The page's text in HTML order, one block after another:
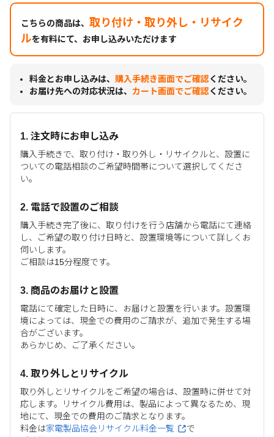
こちらの商品は、 取り付け・取り外し・リサイク
ルを有料にて、お申し込みいただけます
料金とお申し込みは、 購入手続き画面でご確認ください。
お届け先への対応状況は、 カート画面でご確認ください。
1. 注文時にお申し込み
購入手続きで、取り付け・取り外し・リサイクルと、設置に
ついての電話相談のご希望時間帯について選択してくださ
い。
2. 電話で設置のご相談
購入手続き完了後に、取り付けを行う店舗から電話にて連絡
し、ご希望の取り付け日時と、設置環境等について詳しくお
伺いします。
ご相談は15分程度です。
3. 商品のお届けと設置
電話にて確定した日時に、お届けと設置を行います。設置環
境によっては、現金での費用のご請求が、追加で発生する場
合がございます。
あらかじめ、ご了承ください。
4. 取り外しとリサイクル
取り外しとリサイクルをご希望の場合は、設置時に併せて対
応します。リサイクル費用は、製品によって異なるため、現
地にて、現金での費用のご請求となります。
料金は家電製品協会リサイクル料金一覧
で